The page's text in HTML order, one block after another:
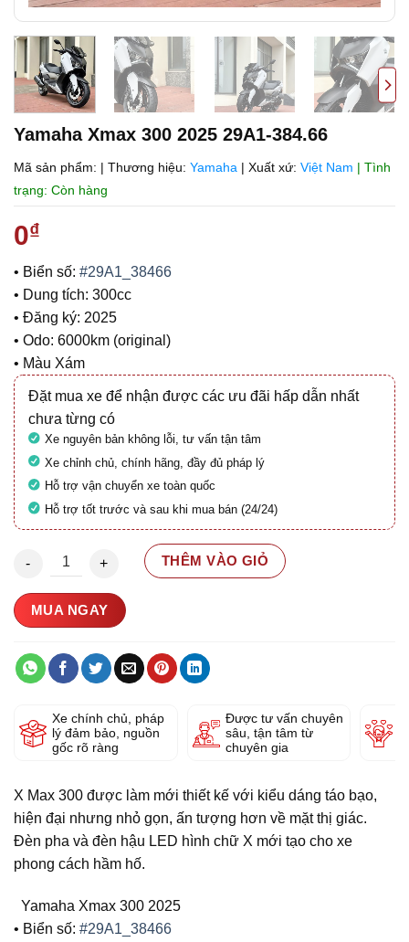
Yamaha Xmax 300 2025 29A1-384.66
Mã sản phẩm: | Thương hiệu: Yamaha | Xuất xứ: Việt Nam | Tình
trạng: Còn hàng
0₫
• Biển số: #29A1_38466
• Dung tích: 300cc
• Đăng ký: 2025
• Odo: 6000km (original)
• Màu Xám
Đặt mua xe để nhận được các ưu đãi hấp dẫn nhất
chưa từng có
Xe nguyên bản không lỗi, tư vấn tận tâm
Xe chỉnh chủ, chính hãng, đầy đủ pháp lý
Hỗ trợ vận chuyển xe toàn quốc
Hỗ trợ tốt trước và sau khi mua bán (24/24)
Yamaha Xmax 300 2025 29A1-384.66 số lượng
THÊM VÀO GIỎ
MUA NGAY
Xe chính chủ, pháp
lý đảm bảo, nguồn
gốc rõ ràng
Được tư vấn chuyên
sâu, tận tâm từ
chuyên gia
X Max 300 được làm mới thiết kế với kiểu dáng táo bạo,
hiện đại nhưng nhỏ gọn, ấn tượng hơn về mặt thị giác.
Đèn pha và đèn hậu LED hình chữ X mới tạo cho xe
phong cách hầm hố.
Yamaha Xmax 300 2025
• Biển số: #29A1_38466